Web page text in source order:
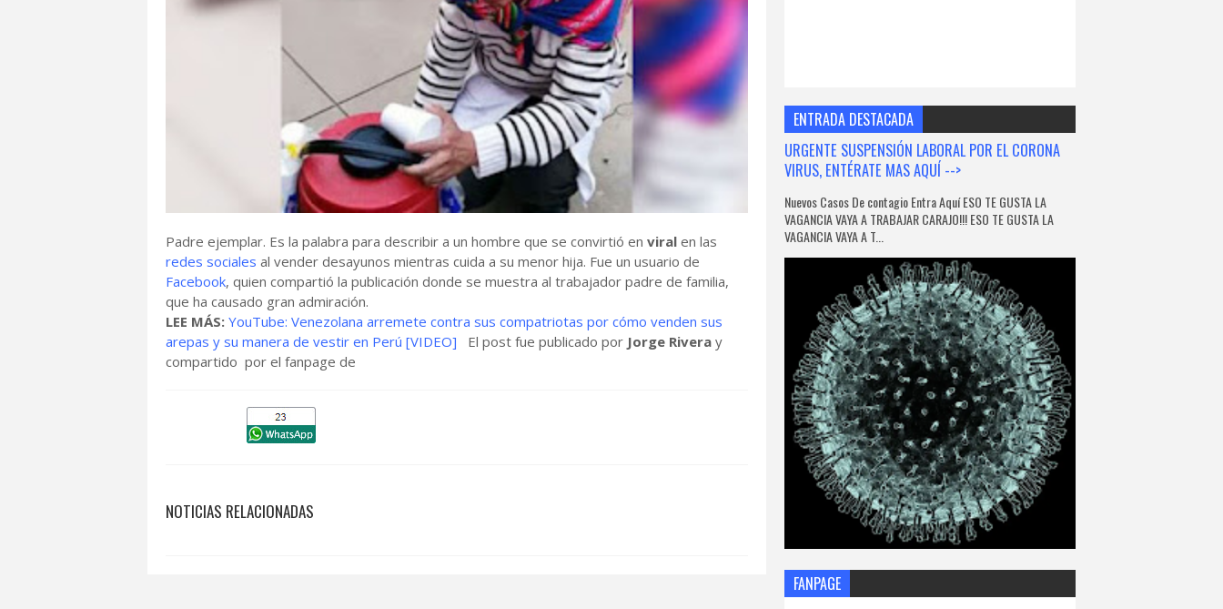
Padre ejemplar. Es la palabra para describir a un hombre que se convirtió en viral en las
redes sociales al vender desayunos mientras cuida a su menor hija. Fue un usuario de
Facebook, quien compartió la publicación donde se muestra al trabajador padre de familia,
que ha causado gran admiración.
LEE MÁS: YouTube: Venezolana arremete contra sus compatriotas por cómo venden sus
arepas y su manera de vestir en Perú [VIDEO] El post fue publicado por Jorge Rivera y
compartido por el fanpage de
NOTICIAS RELACIONADAS
ENTRADA DESTACADA
URGENTE SUSPENSIÓN LABORAL POR EL CORONA
VIRUS, ENTÉRATE MAS AQUÍ -->
Nuevos Casos De contagio Entra Aquí ESO TE GUSTA LA
VAGANCIA VAYA A TRABAJAR CARAJO!!! ESO TE GUSTA LA
VAGANCIA VAYA A T...
FANPAGE